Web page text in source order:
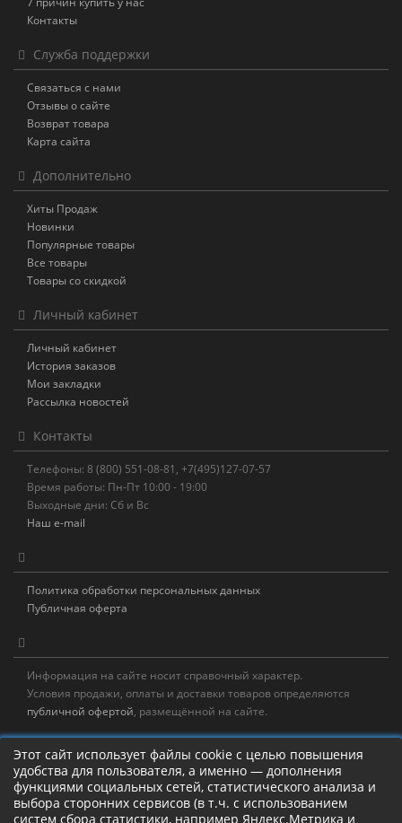
Контакты
Служба поддержки
Связаться с нами
Отзывы о сайте
Возврат товара
Карта сайта
Дополнительно
Хиты Продаж
Новинки
Популярные товары
Все товары
Товары со скидкой
Личный кабинет
Личный кабинет
История заказов
Мои закладки
Рассылка новостей
Контакты
Телефоны: 8 (800) 551-08-81, +7(495)127-07-57
Время работы: Пн-Пт 10:00 - 19:00
Выходные дни: Сб и Вс
Наш e-mail
Политика обработки персональных данных
Публичная оферта
Информация на сайте носит справочный характер.
Условия продажи, оплаты и доставки товаров определяются
публичной офертой, размещённой на сайте.
Новостная рассылка
Новости, акции, распродажи и полезные советы!
Этот сайт использует файлы cookie с целью повышения
удобства для пользователя, а именно — дополнения
функциями социальных сетей, статистического анализа и
выбора сторонних сервисов (в т.ч. с использованием
систем сбора статистики, например Яндекс.Метрика и